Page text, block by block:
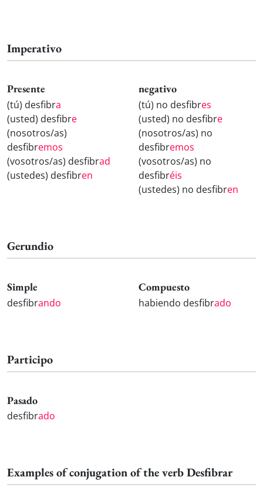
Imperativo
Presente
(tú) desfibra
(usted) desfibre
(nosotros/as)
desfibremos
(vosotros/as) desfibrad
(ustedes) desfibren
negativo
(tú) no desfibres
(usted) no desfibre
(nosotros/as) no
desfibremos
(vosotros/as) no
desfibréis
(ustedes) no desfibren
Gerundio
Simple
desfibrando
Compuesto
habiendo desfibrado
Participo
Pasado
desfibrado
Examples of conjugation of the verb Desfibrar